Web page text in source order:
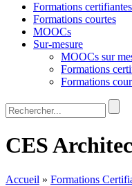
Formations certifiantes
Formations courtes
MOOCs
Sur-mesure
MOOCs sur
Formations
Formations
Formulaire de
Rechercher
CES
Accueil » Formations